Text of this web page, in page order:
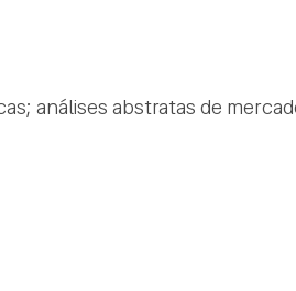
análises abstratas de